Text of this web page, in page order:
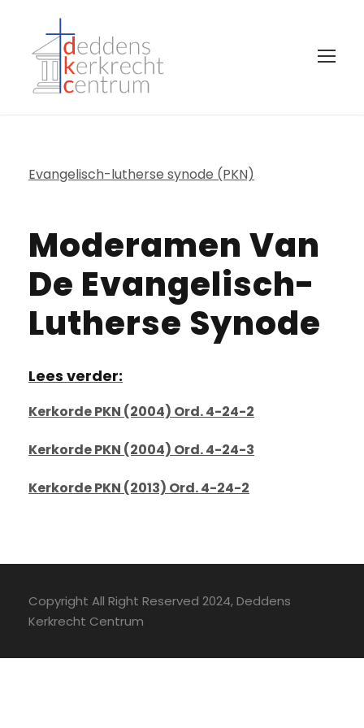
Evangelisch-lutherse synode (PKN)
Moderamen Van
De Evangelisch-
Lutherse Synode
Lees verder:
Kerkorde PKN (2004) Ord. 4-24-2
Kerkorde PKN (2004) Ord. 4-24-3
Kerkorde PKN (2013) Ord. 4-24-2
Copyright All Right Reserved 2024, Deddens
Kerkrecht Centrum